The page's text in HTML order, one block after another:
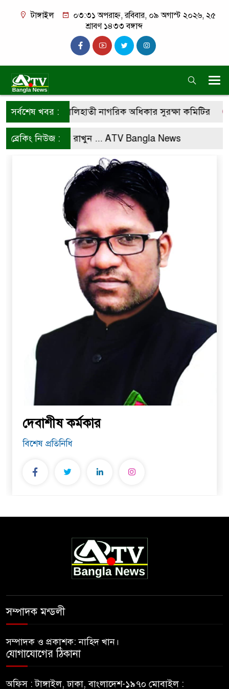
টাঙ্গাইল
০৩:৩১ অপরাহ্ন, রবিবার, ০৯ অগাস্ট ২০২৬, ২৫
শ্রাবণ ১৪৩৩ বঙ্গাব্দ
সর্বশেষ খবর :দাবি কালিহাতী নাগরিক অধিকার সুরক্ষা কমিটির
ব্রেকিং নিউজ :
পেইজে ফলো করে রাখুন ...ATV Bangla News
দেবাশীষ কর্মকার
বিশেষ প্রতিনিধি
সম্পাদক মন্ডলী
সম্পাদক ও প্রকাশক: নাহিদ খান।
যোগাযোগের ঠিকানা
অফিস : টাঙ্গাইল, ঢাকা, বাংলাদেশ-১৯৭০ মোবাইল :